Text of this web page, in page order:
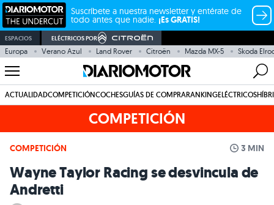
Suscríbete a nuestra newsletter y entérate de
todo antes que nadie. ¡Es GRATIS!
ESPACIOS ELÉCTRICOS POR
Europa Verano Azul Land Rover Citroën Mazda MX-5 Skoda
ACTUALIDADCOMPETICIÓNCOCHESGUÍAS DE COMPRARANKINGELÉCTRICOS
COMPETICIÓN
COMPETICIÓN 3 MIN
Wayne Taylor Racing se desvincula de
Andretti